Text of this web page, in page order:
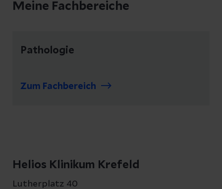
Meine Fachbereiche
Pathologie
Zum Fachbereich
Helios Klinikum Krefeld
Lutherplatz 40